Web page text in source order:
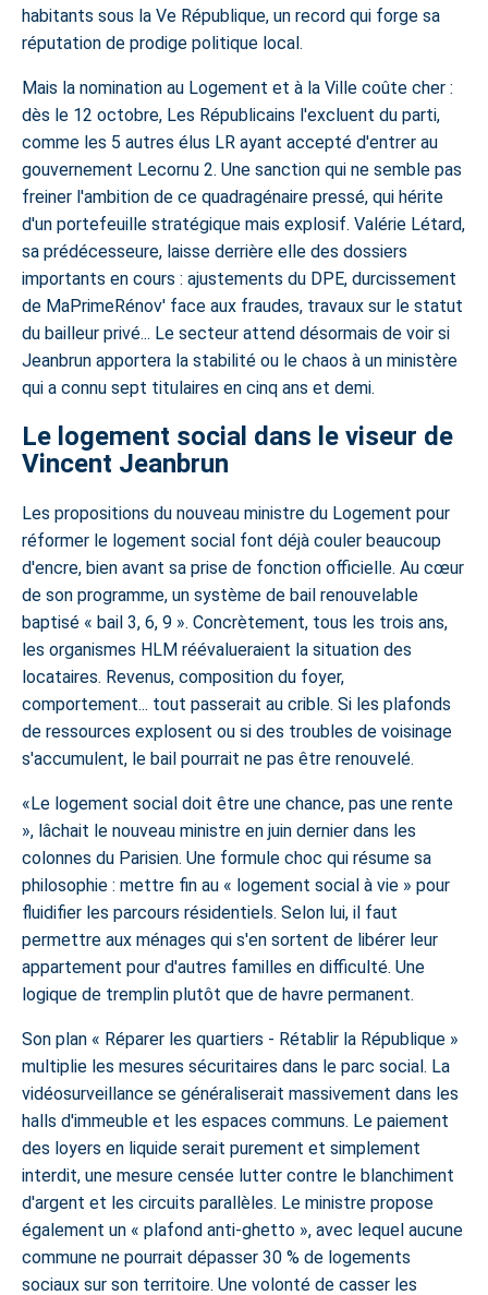
habitants sous la Ve République, un record qui forge sa
réputation de prodige politique local.
Mais la nomination au Logement et à la Ville coûte cher :
dès le 12 octobre, Les Républicains l'excluent du parti,
comme les 5 autres élus LR ayant accepté d'entrer au
gouvernement Lecornu 2. Une sanction qui ne semble pas
freiner l'ambition de ce quadragénaire pressé, qui hérite
d'un portefeuille stratégique mais explosif. Valérie Létard,
sa prédécesseure, laisse derrière elle des dossiers
importants en cours : ajustements du DPE, durcissement
de MaPrimeRénov' face aux fraudes, travaux sur le statut
du bailleur privé... Le secteur attend désormais de voir si
Jeanbrun apportera la stabilité ou le chaos à un ministère
qui a connu sept titulaires en cinq ans et demi.
Le logement social dans le viseur de
Vincent Jeanbrun
Les propositions du nouveau ministre du Logement pour
réformer le logement social font déjà couler beaucoup
d'encre, bien avant sa prise de fonction officielle. Au cœur
de son programme, un système de bail renouvelable
baptisé « bail 3, 6, 9 ». Concrètement, tous les trois ans,
les organismes HLM réévalueraient la situation des
locataires. Revenus, composition du foyer,
comportement... tout passerait au crible. Si les plafonds
de ressources explosent ou si des troubles de voisinage
s'accumulent, le bail pourrait ne pas être renouvelé.
Le logement social doit être une chance, pas une rente
, lâchait le nouveau ministre en juin dernier dans les
colonnes du Parisien. Une formule choc qui résume sa
philosophie : mettre fin au « logement social à vie » pour
fluidifier les parcours résidentiels. Selon lui, il faut
permettre aux ménages qui s'en sortent de libérer leur
appartement pour d'autres familles en difficulté. Une
logique de tremplin plutôt que de havre permanent.
Son plan « Réparer les quartiers - Rétablir la République »
multiplie les mesures sécuritaires dans le parc social. La
vidéosurveillance se généraliserait massivement dans les
halls d'immeuble et les espaces communs. Le paiement
des loyers en liquide serait purement et simplement
interdit, une mesure censée lutter contre le blanchiment
d'argent et les circuits parallèles. Le ministre propose
également un « plafond anti-ghetto », avec lequel aucune
commune ne pourrait dépasser 30 % de logements
sociaux sur son territoire. Une volonté de casser les